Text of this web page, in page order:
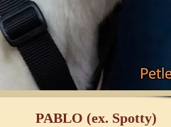
PABLO (ex. Spotty)